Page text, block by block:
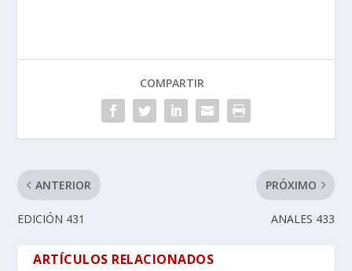
COMPARTIR
ANTERIOR
EDICIÓN 431
PRÓXIMO
ANALES 433
ARTÍCULOS RELACIONADOS